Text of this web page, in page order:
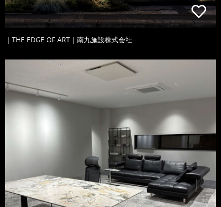
｜THE EDGE OF ART｜南九施設株式会社